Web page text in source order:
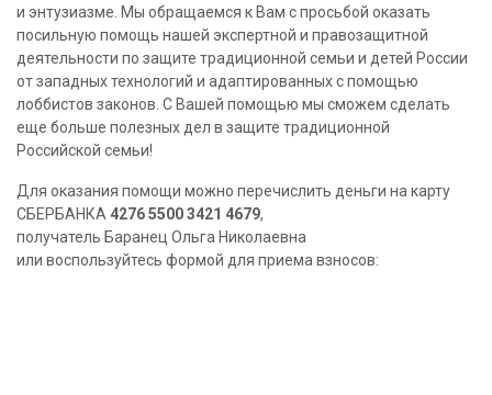
и энтузиазме. Мы обращаемся к Вам с просьбой оказать
посильную помощь нашей экспертной и правозащитной
деятельности по защите традиционной семьи и детей России
от западных технологий и адаптированных с помощью
лоббистов законов. С Вашей помощью мы сможем сделать
еще больше полезных дел в защите традиционной
Российской семьи!
Для оказания помощи можно перечислить деньги на карту
СБЕРБАНКА 4276 5500 3421 4679,
получатель Баранец Ольга Николаевна
или воспользуйтесь формой для приема взносов: